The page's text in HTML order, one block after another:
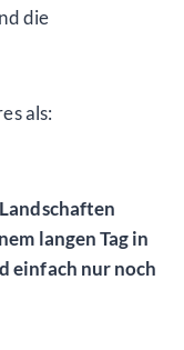
die
als:
langen Tag in
einfach nur noch